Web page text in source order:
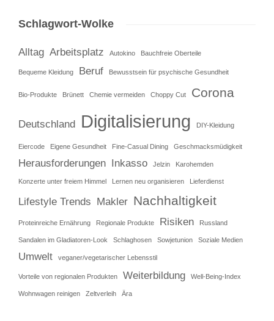
Schlagwort-Wolke
Alltag Arbeitsplatz Autokino Bauchfreie Oberteile
Bequeme Kleidung Beruf Bewusstsein für psychische Gesundheit
Bio-Produkte Brünett Chemie vermeiden Choppy Cut Corona
Deutschland Digitalisierung DIY-Kleidung
Eiercode Eigene Gesundheit Fine-Casual Dining Geschmacksmüdigkeit
Herausforderungen Inkasso Jelzin Karohemden
Konzerte unter freiem Himmel Lernen neu organisieren Lieferdienst
Lifestyle Trends Makler Nachhaltigkeit
Proteinreiche Ernährung Regionale Produkte Risiken Russland
Sandalen im Gladiatoren-Look Schlaghosen Sowjetunion Soziale Medien
Umwelt veganer/vegetarischer Lebensstil
Vorteile von regionalen Produkten Weiterbildung Well-Being-Index
Wohnwagen reinigen Zeltverleih Ära